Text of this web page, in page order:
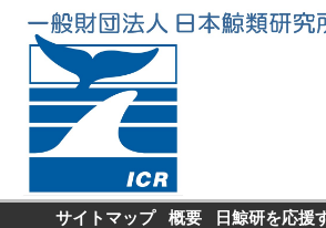
サイトマップ 概要 日鯨研を応援